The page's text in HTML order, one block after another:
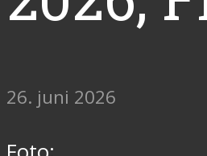
26. juni 2026